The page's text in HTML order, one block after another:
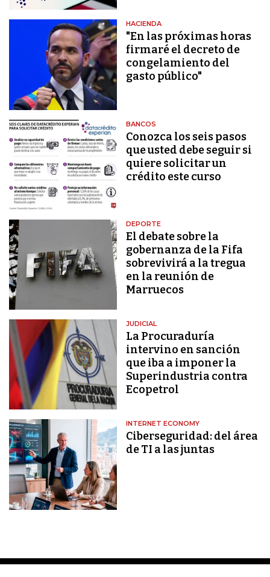
HACIENDA
"En las próximas horas
firmaré el decreto de
congelamiento del
gasto público"
BANCOS
Conozca los seis pasos
que usted debe seguir si
quiere solicitar un
crédito este curso
DEPORTE
El debate sobre la
gobernanza de la Fifa
sobrevivirá a la tregua
en la reunión de
Marruecos
JUDICIAL
La Procuraduría
intervino en sanción
que iba a imponer la
Superindustria contra
Ecopetrol
INTERNET ECONOMY
Ciberseguridad: del área
de TI a las juntas